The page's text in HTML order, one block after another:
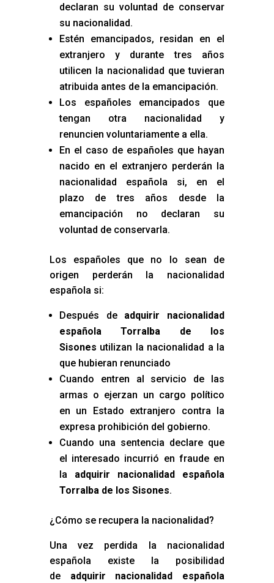
declaran su voluntad de conservar
su nacionalidad.
Estén emancipados, residan en el
extranjero y durante tres años
utilicen la nacionalidad que tuvieran
atribuida antes de la emancipación.
Los españoles emancipados que
tengan otra nacionalidad y
renuncien voluntariamente a ella.
En el caso de españoles que hayan
nacido en el extranjero perderán la
nacionalidad española si, en el
plazo de tres años desde la
emancipación no declaran su
voluntad de conservarla.
Los españoles que no lo sean de
origen perderán la nacionalidad
española si:
Después de adquirir nacionalidad
española Torralba de los
Sisones utilizan la nacionalidad a la
que hubieran renunciado
Cuando entren al servicio de las
armas o ejerzan un cargo político
en un Estado extranjero contra la
expresa prohibición del gobierno.
Cuando una sentencia declare que
el interesado incurrió en fraude en
la adquirir nacionalidad española
Torralba de los Sisones.
¿Cómo se recupera la nacionalidad?
Una vez perdida la nacionalidad
española existe la posibilidad
de adquirir nacionalidad española